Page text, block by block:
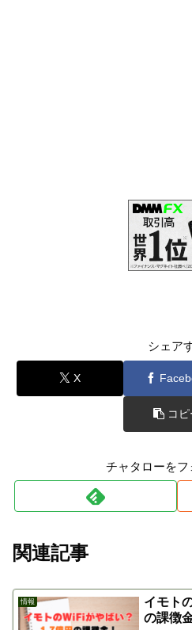
シェア
X
コピ
チャタローをフ
関連記事
情報
イモト
の課徴